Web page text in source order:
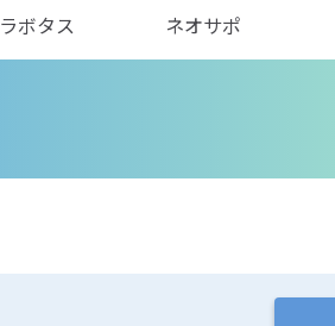
ラボタス ネオサポ